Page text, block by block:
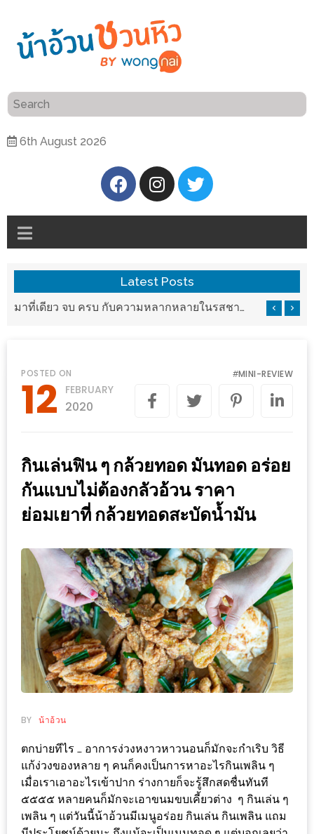
6th August 2026
แนะนำ
อ้วน
ความ
เป็น
ศิริ
ปัน
นาฯ
เชียงใหม่
เล่น
กัน
ฐานะ
อะไร
…
เดียว
ที่
ครบ
ครั้ง
ช้อป
ชิ
ลล์
MARKET
FESTIVAL
10
ร้าน
Latest Posts
มาที่เดียว จบ ครบ กับความหลากหลายในรสชาติที่นำมาจากทั่วเมืองจีนที่ HAN The Chinese Cuisine
POSTED ON
12 FEBRUARY
2020
#MINI-REVIEW
กินเล่นฟิน ๆ กล้วยทอด มันทอด อร่อย
กันแบบไม่ต้องกลัวอ้วน ราคา
ย่อมเยาที่ กล้วยทอดสะบัดน้ำมัน
BY น้าอ้วน
ตกบ่ายทีไร … อาการง่วงหงาวหาวนอนก็มักจะกำเริบ วิธี
แก้ง่วงของหลาย ๆ คนก็คงเป็นการหาอะไรกินเพลิน ๆ
เมื่อเราเอาอะไรเข้าปาก ร่างกายก็จะรู้สึกสดชื่นทันที
๕๕๕๕ หลายคนก็มักจะเอาขนมขบเคี้ยวต่าง ๆ กินเล่น ๆ
เพลิน ๆ แต่วันนี้น้าอ้วนมีเมนูอร่อย กินเล่น กินเพลิน แถม